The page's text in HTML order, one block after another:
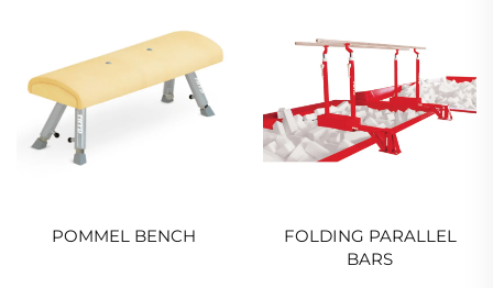
POMMEL BENCH
FOLDING PARALLEL
BARS